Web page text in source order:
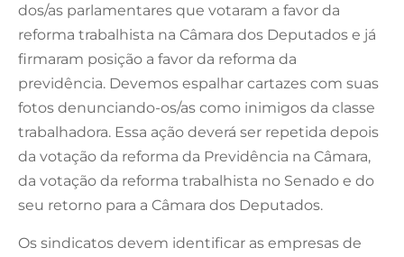
dos/as parlamentares que votaram a favor da
reforma trabalhista na Câmara dos Deputados e já
firmaram posição a favor da reforma da
previdência. Devemos espalhar cartazes com suas
fotos denunciando-os/as como inimigos da classe
trabalhadora. Essa ação deverá ser repetida depois
da votação da reforma da Previdência na Câmara,
da votação da reforma trabalhista no Senado e do
seu retorno para a Câmara dos Deputados.
Os sindicatos devem identificar as empresas de